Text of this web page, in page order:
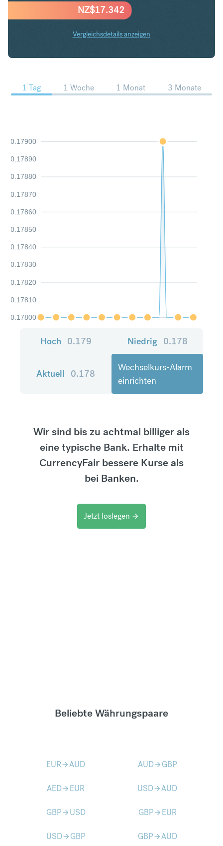
NZ$17.342
Vergleichsdetails anzeigen
SEK in NZD Trends
1 Tag 1 Woche 1 Monat 3 Monate
0.17800
0.17810
0.17820
0.17830
0.17840
0.17850
0.17860
0.17870
0.17880
0.17890
0.17900
Hoch 0.179 Niedrig 0.178
Aktuell 0.178
Wechselkurs-Alarm
einrichten
Wir sind bis zu achtmal billiger als
eine typische Bank. Erhalte mit
CurrencyFair bessere Kurse als
bei Banken.
Jetzt loslegen arrow_forward
Beliebte Währungspaare
EURarrow_forwardAUD AUDarrow_forward GBP
AEDarrow_forward EUR USDarrow_forwardAUD
GBParrow_forward USD GBParrow_forward EUR
USDarrow_forward GBP GBParrow_forwardAUD